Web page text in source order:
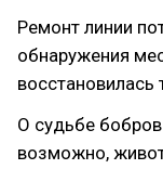
Ремонт линии
обнаружения
восстановилась
О судьбе
возможно,